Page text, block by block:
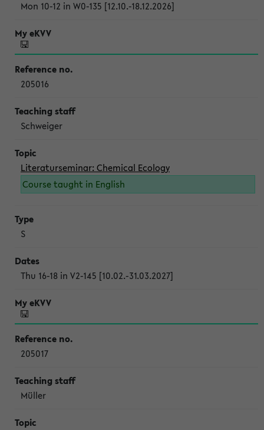
Mon 10-12 in W0-135 [12.10.-18.12.2026]
205016
Schweiger
Literaturseminar: Chemical Ecology
Course taught in English
S
Thu 16-18 in V2-145 [10.02.-31.03.2027]
205017
Müller